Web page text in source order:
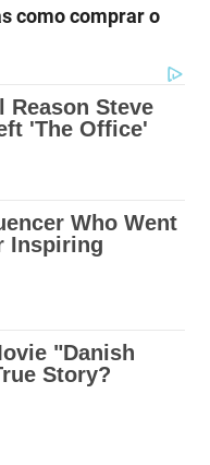
como comprar o